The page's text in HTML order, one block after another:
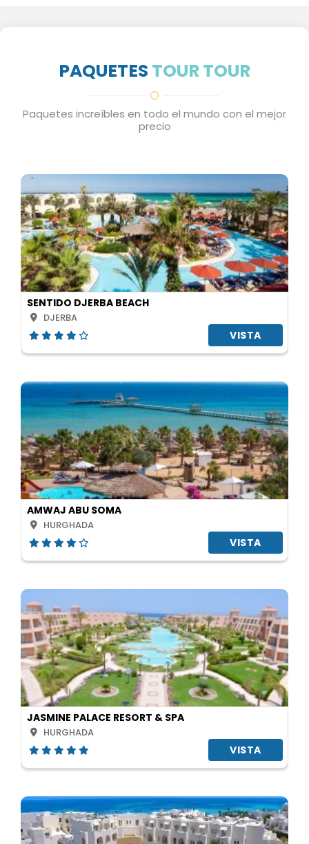
PAQUETES TOUR TOUR
Paquetes increíbles en todo el mundo con el mejor
precio
SENTIDO DJERBA BEACH
DJERBA
VISTA
AMWAJ ABU SOMA
HURGHADA
VISTA
JASMINE PALACE RESORT & SPA
HURGHADA
VISTA